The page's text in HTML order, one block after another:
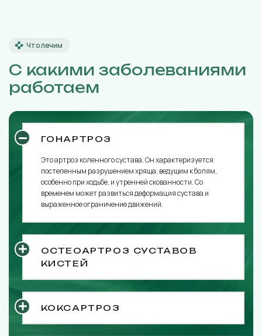
Что лечим
С какими заболеваниями
работаем
ГОНАРТРОЗ
Это артроз коленного сустава. Он характеризуется
постепенным разрушением хряща, ведущим к болям,
особенно при ходьбе, и утренней скованности. Со
временем может развиться деформация сустава и
выраженное ограничение движений.
ОСТЕОАРТРОЗ СУСТАВОВ
КИСТЕЙ
КОКСАРТРОЗ